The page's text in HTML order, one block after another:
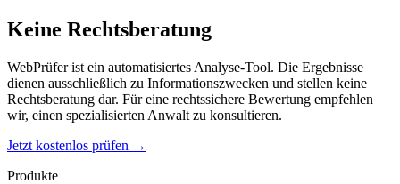
Keine Rechtsberatung
WebPrüfer ist ein automatisiertes Analyse-Tool. Die Ergebnisse
dienen ausschließlich zu Informationszwecken und stellen keine
Rechtsberatung dar. Für eine rechtssichere Bewertung empfehlen
wir, einen spezialisierten Anwalt zu konsultieren.
Jetzt kostenlos prüfen →
Produkte